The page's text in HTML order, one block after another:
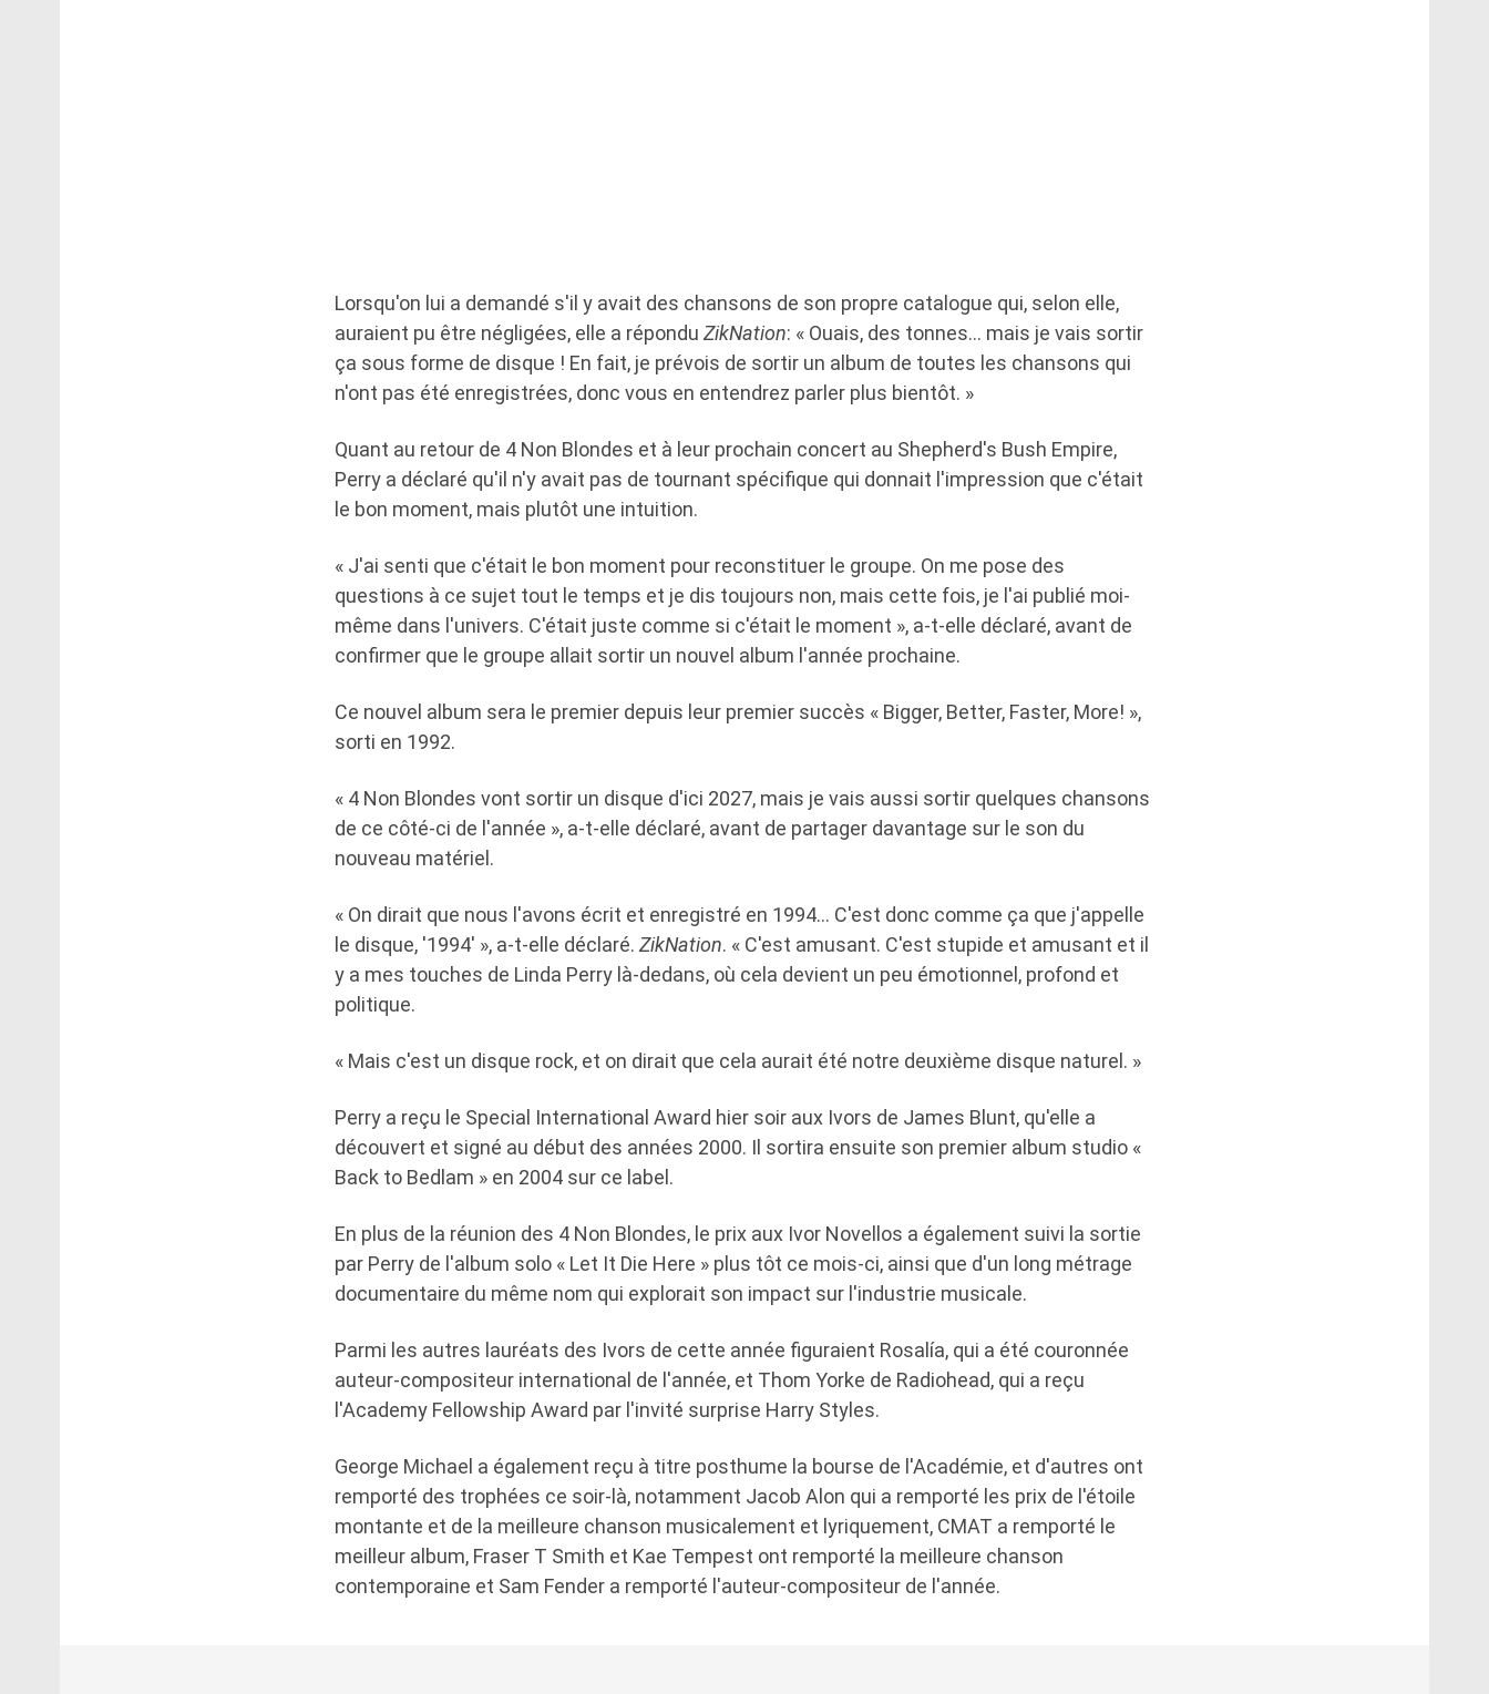
Lorsqu'on lui a demandé s'il y avait des chansons de son propre catalogue qui, selon elle,
auraient pu être négligées, elle a répondu ZikNation: « Ouais, des tonnes… mais je vais sortir
ça sous forme de disque ! En fait, je prévois de sortir un album de toutes les chansons qui
n'ont pas été enregistrées, donc vous en entendrez parler plus bientôt. »
Quant au retour de 4 Non Blondes et à leur prochain concert au Shepherd's Bush Empire,
Perry a déclaré qu'il n'y avait pas de tournant spécifique qui donnait l'impression que c'était
le bon moment, mais plutôt une intuition.
« J'ai senti que c'était le bon moment pour reconstituer le groupe. On me pose des
questions à ce sujet tout le temps et je dis toujours non, mais cette fois, je l'ai publié moi-
même dans l'univers. C'était juste comme si c'était le moment », a-t-elle déclaré, avant de
confirmer que le groupe allait sortir un nouvel album l'année prochaine.
Ce nouvel album sera le premier depuis leur premier succès « Bigger, Better, Faster, More! »,
sorti en 1992.
« 4 Non Blondes vont sortir un disque d'ici 2027, mais je vais aussi sortir quelques chansons
de ce côté-ci de l'année », a-t-elle déclaré, avant de partager davantage sur le son du
nouveau matériel.
« On dirait que nous l'avons écrit et enregistré en 1994… C'est donc comme ça que j'appelle
le disque, '1994' », a-t-elle déclaré. ZikNation. « C'est amusant. C'est stupide et amusant et il
y a mes touches de Linda Perry là-dedans, où cela devient un peu émotionnel, profond et
politique.
« Mais c'est un disque rock, et on dirait que cela aurait été notre deuxième disque naturel. »
Perry a reçu le Special International Award hier soir aux Ivors de James Blunt, qu'elle a
découvert et signé au début des années 2000. Il sortira ensuite son premier album studio «
Back to Bedlam » en 2004 sur ce label.
En plus de la réunion des 4 Non Blondes, le prix aux Ivor Novellos a également suivi la sortie
par Perry de l'album solo « Let It Die Here » plus tôt ce mois-ci, ainsi que d'un long métrage
documentaire du même nom qui explorait son impact sur l'industrie musicale.
Parmi les autres lauréats des Ivors de cette année figuraient Rosalía, qui a été couronnée
auteur-compositeur international de l'année, et Thom Yorke de Radiohead, qui a reçu
l'Academy Fellowship Award par l'invité surprise Harry Styles.
George Michael a également reçu à titre posthume la bourse de l'Académie, et d'autres ont
remporté des trophées ce soir-là, notamment Jacob Alon qui a remporté les prix de l'étoile
montante et de la meilleure chanson musicalement et lyriquement, CMAT a remporté le
meilleur album, Fraser T Smith et Kae Tempest ont remporté la meilleure chanson
contemporaine et Sam Fender a remporté l'auteur-compositeur de l'année.